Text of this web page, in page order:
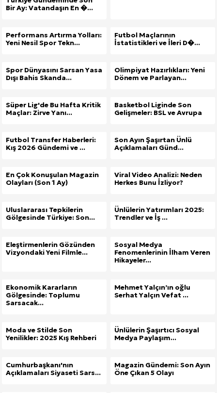
Bir Ay: Vatandaşın En �...
Performans Artırma Yolları:
Yeni Nesil Spor Tekn...
Futbol Maçlarının
İstatistikleri ve İleri D�...
Spor Dünyasını Sarsan Yasa
Dışı Bahis Skanda...
Olimpiyat Hazırlıkları: Yeni
Dönem ve Parlayan...
Süper Lig'de Bu Hafta Kritik
Maçlar: Zirve Yanı...
Basketbol Liginde Son
Gelişmeler: BSL ve Avrupa
Futbol Transfer Haberleri:
Kış 2026 Gündemi ve ...
Son Ayın Şaşırtan Ünlü
Açıklamaları Günd...
En Çok Konuşulan Magazin
Olayları (Son 1 Ay)
Viral Video Analizi: Neden
Herkes Bunu İzliyor?
Uluslararası Tepkilerin
Gölgesinde Türkiye: Son...
Ünlülerin Yatırımları 2025:
Trendler ve İş ...
Eleştirmenlerin Gözünden
Vizyondaki Yeni Filmle...
Sosyal Medya
Fenomenlerinin İlham Veren
Hikayeler...
Ekonomik Kararların
Gölgesinde: Toplumu
Sarsacak...
Mehmet Yalçın’ın oğlu
Serhat Yalçın Vefat ...
Moda ve Stilde Son
Yenilikler: 2025 Kış Rehberi
Ünlülerin Şaşırtıcı Sosyal
Medya Paylaşım...
Cumhurbaşkanı'nın
Açıklamaları Siyaseti Sars...
Magazin Gündemi: Son Ayın
Öne Çıkan 5 Olayı